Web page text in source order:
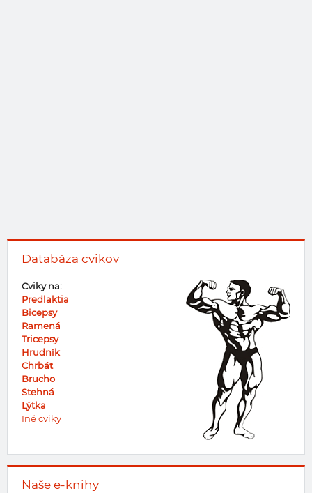
Databáza cvikov
Cviky na:
Predlaktia
Bicepsy
Ramená
Tricepsy
Hrudník
Chrbát
Brucho
Stehná
Lýtka
Iné cviky
Naše e-knihy